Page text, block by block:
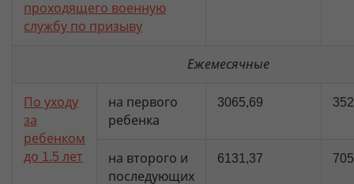
проходящего военную
службу по призыву
Ежемесячные
По уходу
за
ребенком
до 1.5 лет
на первого
ребенка
3065,69
на второго и
последующих
6131,37